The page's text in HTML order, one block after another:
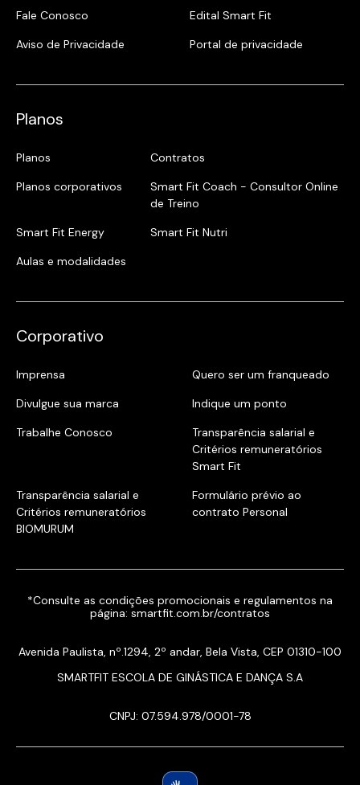
Fale Conosco
Edital Smart Fit
Aviso de Privacidade
Portal de privacidade
Planos
Planos
Contratos
Planos corporativos
Smart Fit Coach - Consultor Online
de Treino
Smart Fit Energy
Smart Fit Nutri
Aulas e modalidades
Corporativo
Imprensa
Quero ser um franqueado
Divulgue sua marca
Indique um ponto
Trabalhe Conosco
Transparência salarial e
Critérios remuneratórios
Smart Fit
Transparência salarial e
Critérios remuneratórios
BIOMURUM
Formulário prévio ao
contrato Personal
*Consulte as condições promocionais e regulamentos na
página: smartfit.com.br/contratos
Avenida Paulista, nº.1294, 2º andar, Bela Vista, CEP 01310-100
SMARTFIT ESCOLA DE GINÁSTICA E DANÇA S.A
CNPJ: 07.594.978/0001-78